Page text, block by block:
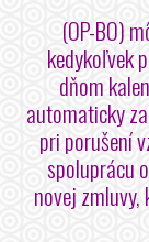
(OP-BO)
kedykoľvek
dňom
automaticky
pri porušení
spoluprácu
novej